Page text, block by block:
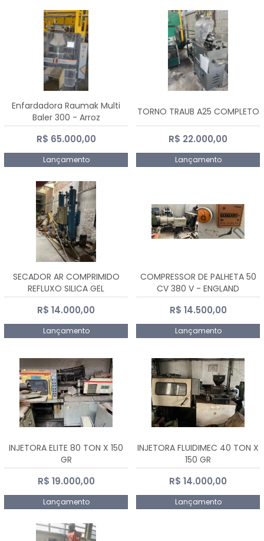
Enfardadora Raumak Multi
Baler 300 - Arroz
R$ 65.000,00
Lançamento
TORNO TRAUB A25 COMPLETO
R$ 22.000,00
Lançamento
SECADOR AR COMPRIMIDO
REFLUXO SILICA GEL
R$ 14.000,00
Lançamento
COMPRESSOR DE PALHETA 50
CV 380 V - ENGLAND
R$ 14.500,00
Lançamento
INJETORA ELITE 80 TON X 150
GR
R$ 19.000,00
Lançamento
INJETORA FLUIDIMEC 40 TON X
150 GR
R$ 14.000,00
Lançamento